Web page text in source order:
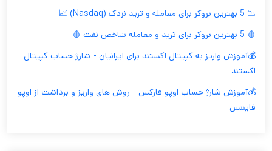
📉 5 بهترین بروکر برای معامله و ترید نزدک (Nasdaq) 📈
🩸 5 بهترین بروکر برای ترید و معامله شاخص نفت 🩸
💰آموزش واریز به کپیتال اکستند برای ایرانیان - شارژ حساب کپیتال
اکستند
💰آموزش شارژ حساب اوپو فارکس - روش های واریز و برداشت از اوپو
فایننس